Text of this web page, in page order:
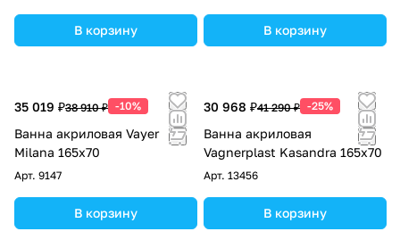
В корзину В корзину
35 019 ₽38 910 ₽ -10%
Ванна акриловая Vayer
Milana 165x70
Арт. 9147
В корзину
30 968 ₽41 290 ₽ -25%
Ванна акриловая
Vagnerplast Kasandra 165x70
Арт. 13456
В корзину